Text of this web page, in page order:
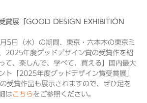
賞展「GOOD DESIGN EXHIBITION
5日（水）の期間、東京・六本木の東京ミ
2025年度グッドデザイン賞の受賞作を紹
て、楽しんで、学べて、買える」国内最大
ト「2025年度グッドデザイン賞受賞展」
受賞作品も展示されますので、ぜひ足を
は こちらをご参照ください。